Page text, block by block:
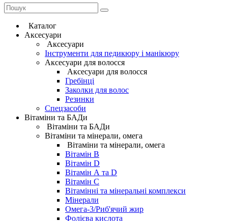
Каталог
Аксесуари
Аксесуари
Інструменти для педикюру і манікюру
Аксесуари для волосся
Аксесуари для волосся
Гребінці
Заколки для волос
Резинки
Спецзасоби
Вітаміни та БАДи
Вітаміни та БАДи
Вітаміни та мінерали, омега
Вітаміни та мінерали, омега
Вітамін B
Вітамін D
Вітамін А та D
Вітамін С
Вітамінні та мінеральні комплекси
Мінерали
Омега-3/Риб'ячий жир
Фолієва кислота